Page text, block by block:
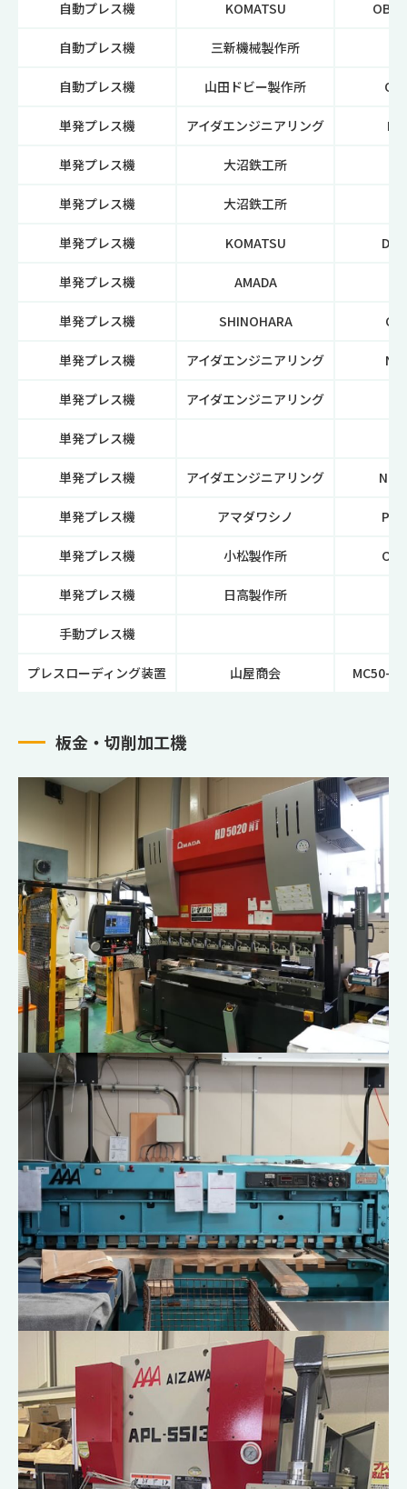
自動プレス機 KOMATSU OBS
自動プレス機 三新機械製作所
自動プレス機 山田ドビー製作所
単発プレス機 アイダエンジニアリング
単発プレス機 大沼鉄工所
単発プレス機 大沼鉄工所
単発プレス機 KOMATSU
単発プレス機 AMADA
単発プレス機 SHINOHARA
単発プレス機 アイダエンジニアリング
単発プレス機 アイダエンジニアリング
単発プレス機
単発プレス機 アイダエンジニアリング
単発プレス機 アマダワシノ
単発プレス機 小松製作所
単発プレス機 日高製作所
手動プレス機
プレスローディング装置 山屋商会 MC50-
板金・切削加工機